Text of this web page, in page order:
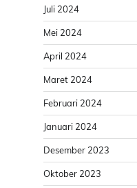
Juli 2024
Mei 2024
April 2024
Maret 2024
Februari 2024
Januari 2024
Desember 2023
Oktober 2023